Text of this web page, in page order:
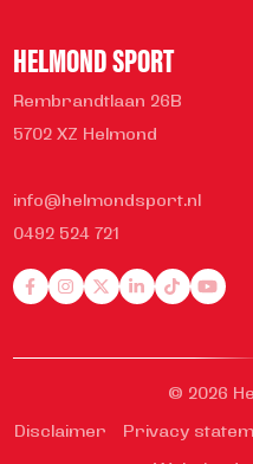
HELMOND SPORT
Rembrandtlaan 26B
5702 XZ Helmond
info@helmondsport.nl
0492 524 721
© 2026
Disclaimer Privacy